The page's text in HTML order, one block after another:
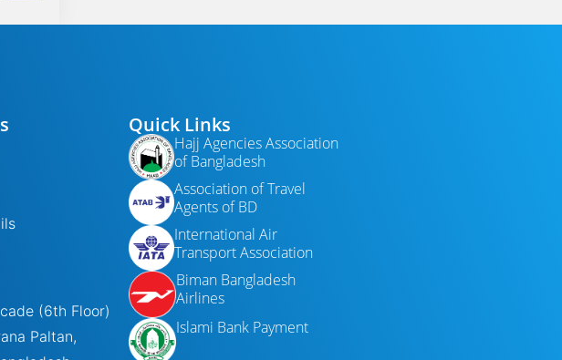
(6th Floor)
Paltan,
Quick Links
Hajj Agencies Association
of Bangladesh
Association of Travel
Agents of BD
International Air
Transport Association
Biman Bangladesh
Airlines
Islami Bank Payment